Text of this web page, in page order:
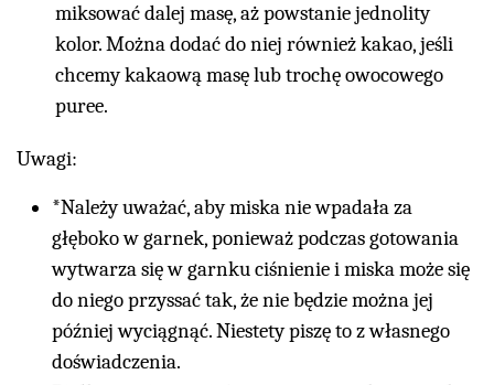
miksować dalej masę, aż powstanie jednolity
kolor. Można dodać do niej również kakao, jeśli
chcemy kakaową masę lub trochę owocowego
puree.
Uwagi:
*Należy uważać, aby miska nie wpadała za
głęboko w garnek, ponieważ podczas gotowania
wytwarza się w garnku ciśnienie i miska może się
do niego przyssać tak, że nie będzie można jej
później wyciągnąć. Niestety piszę to z własnego
doświadczenia.